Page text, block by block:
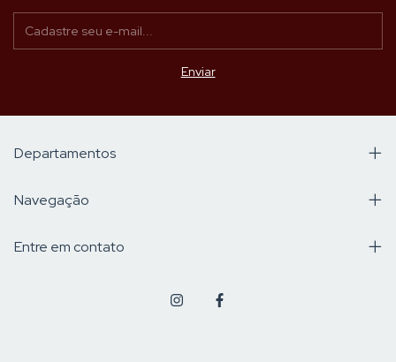
Departamentos
Navegação
Entre em contato